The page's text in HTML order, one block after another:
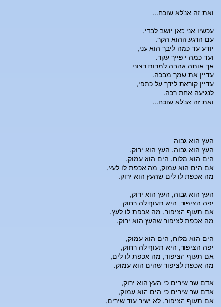
ואת זה אנ'לא שוכח...
עכשיו אני כאן יושב לבדי,
עם הרגע ההוא הקר.
יודע עד כמה ליבך הוא עני,
ועד כמה יופייך עקר.
אך אותה אהבה למרות רצוני
עדיין את שמך מבכה.
עדיין קוראת לידך על כתפי,
לנגיעה אחת רכה.
ואת זה אנ'לא שוכח...
העץ הוא גבוה
העץ הוא גבוה, העץ הוא ירוק,
הים הוא מלוח, הים הוא עמוק,
אם הים הוא עמוק, מה אכפת לו לעץ,
מה אכפת לו לים שהעץ הוא ירוק.
העץ הוא גבוה, העץ הוא ירוק,
יפה הציפור, היא תעוף לה רחוק,
אם תעוף הציפור, מה אכפת לו לעץ,
מה אכפת לציפור שהעץ הוא ירוק.
הים הוא מלוח, הים הוא עמוק,
יפה הציפור, היא תעוף לה רחוק,
אם תעוף הציפור, מה אכפת לו לים,
מה אכפת לציפור שהים הוא עמוק.
אדם שר שירים כי העץ הוא ירוק,
אדם שר שירים כי הים הוא עמוק,
אם תעוף הציפור, לא ישיר עוד שירים,